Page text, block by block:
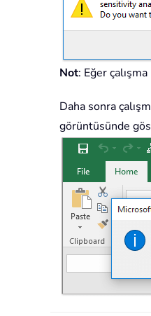
Not: Eğer
Daha sonra
görüntüsünde